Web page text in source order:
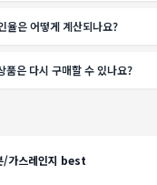
율은 어떻게 계산되나요?
품은 다시 구매할 수 있나요?
/가스레인지 best